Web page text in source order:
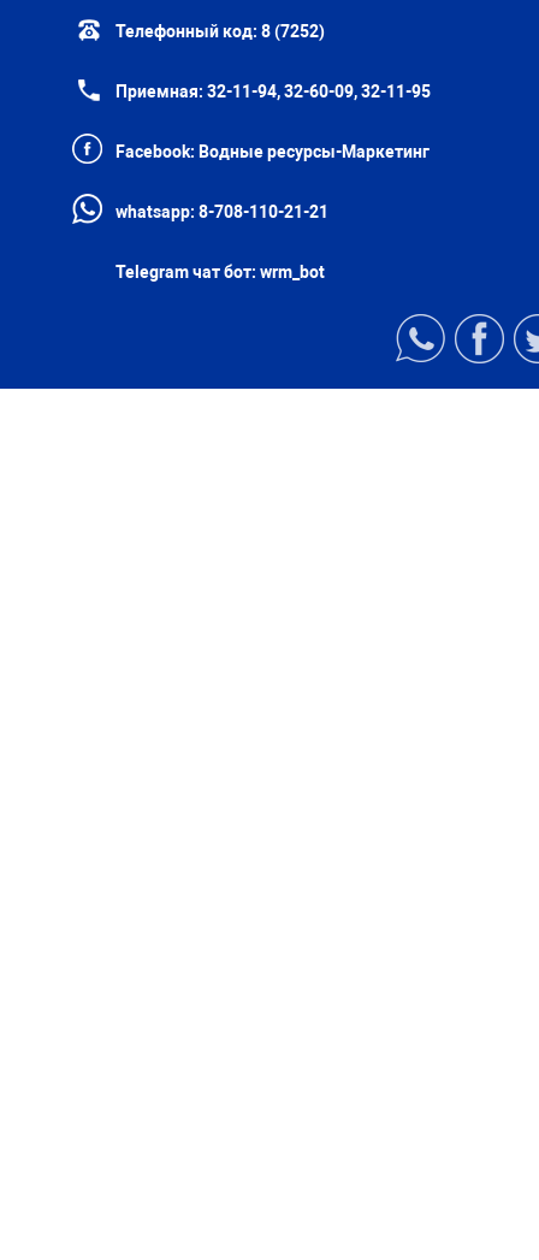
Телефонный код: 8 (7252)
Приемная: 32-11-94, 32-60-09, 32-11-95
Facebook: Водные ресурсы-Маркетинг
whatsapp: 8-708-110-21-21
Telegram чат бот: wrm_bot